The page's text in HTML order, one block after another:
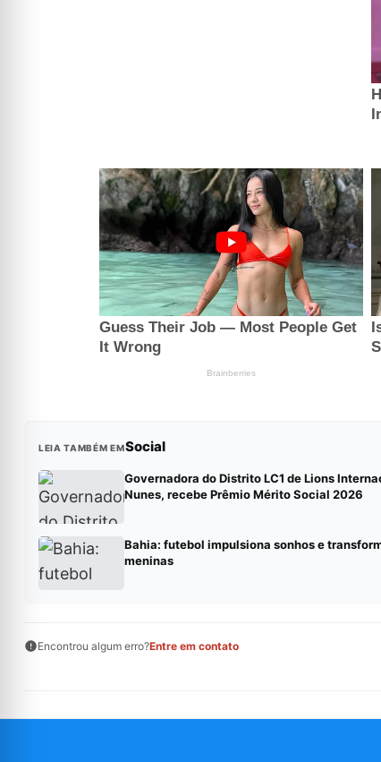
LEIA TAMBÉM EMSocial
Governadora do Distrito LC1 de Lions
Nunes, recebe Prêmio Mérito Social 2026
Bahia: futebol impulsiona sonhos e
meninas
Encontrou algum erro?Entre em contato